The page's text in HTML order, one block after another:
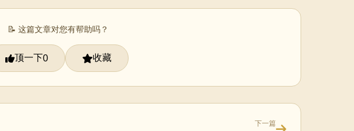
📝 这篇文章对您有帮助吗？
顶一下0 收藏
下一篇